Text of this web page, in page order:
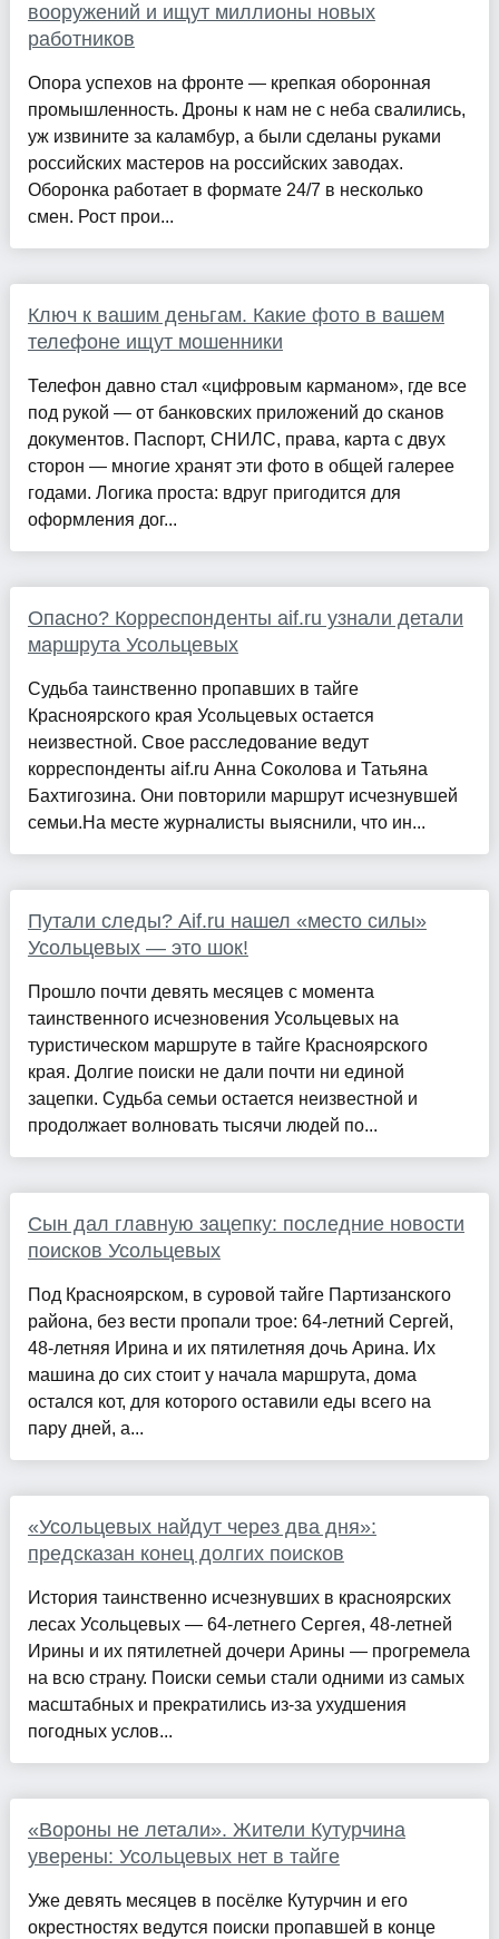
вооружений и ищут миллионы новых
работников
Опора успехов на фронте — крепкая оборонная
промышленность. Дроны к нам не с неба свалились,
уж извините за каламбур, а были сделаны руками
российских мастеров на российских заводах.
Оборонка работает в формате 24/7 в несколько
смен. Рост прои...
Ключ к вашим деньгам. Какие фото в вашем
телефоне ищут мошенники
Телефон давно стал «цифровым карманом», где все
под рукой — от банковских приложений до сканов
документов. Паспорт, СНИЛС, права, карта с двух
сторон — многие хранят эти фото в общей галерее
годами. Логика проста: вдруг пригодится для
оформления дог...
Опасно? Корреспонденты aif.ru узнали детали
маршрута Усольцевых
Судьба таинственно пропавших в тайге
Красноярского края Усольцевых остается
неизвестной. Свое расследование ведут
корреспонденты aif.ru Анна Соколова и Татьяна
Бахтигозина. Они повторили маршрут исчезнувшей
семьи.На месте журналисты выяснили, что ин...
Путали следы? Aif.ru нашел «место силы»
Усольцевых — это шок!
Прошло почти девять месяцев с момента
таинственного исчезновения Усольцевых на
туристическом маршруте в тайге Красноярского
края. Долгие поиски не дали почти ни единой
зацепки. Судьба семьи остается неизвестной и
продолжает волновать тысячи людей по...
Сын дал главную зацепку: последние новости
поисков Усольцевых
Под Красноярском, в суровой тайге Партизанского
района, без вести пропали трое: 64-летний Сергей,
48-летняя Ирина и их пятилетняя дочь Арина. Их
машина до сих стоит у начала маршрута, дома
остался кот, для которого оставили еды всего на
пару дней, а...
«Усольцевых найдут через два дня»:
предсказан конец долгих поисков
История таинственно исчезнувших в красноярских
лесах Усольцевых — 64-летнего Сергея, 48-летней
Ирины и их пятилетней дочери Арины — прогремела
на всю страну. Поиски семьи стали одними из самых
масштабных и прекратились из-за ухудшения
погодных услов...
«Вороны не летали». Жители Кутурчина
уверены: Усольцевых нет в тайге
Уже девять месяцев в посёлке Кутурчин и его
окрестностях ведутся поиски пропавшей в конце